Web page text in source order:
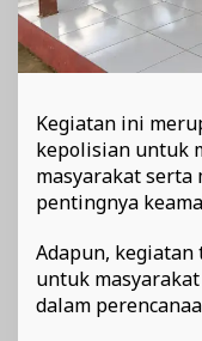
Kegiatan ini
kepolisian untuk
masyarakat serta
pentingnya
Adapun,
untuk
dalam